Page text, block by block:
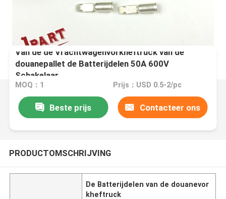
Van de de Vrachtwagenvorkheftruck van de
douanepallet de Batterijdelen 50A 600V
Schakelaar
MOQ：1 Prijs：USD 0.5-2/pc
Beste prijs Contacteer ons
PRODUCTOMSCHRIJVING
De Batterijdelen van de douanevor
kheftruck